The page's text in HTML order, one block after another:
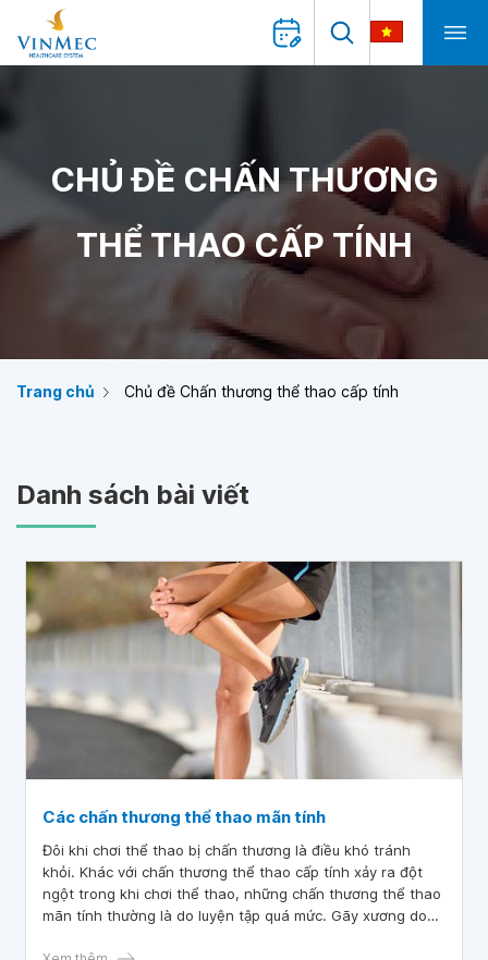
CHỦ ĐỀ CHẤN THƯƠNG
THỂ THAO CẤP TÍNH
Trang chủ Chủ đề Chấn thương thể thao cấp tính
Danh sách bài viết
Các chấn thương thể thao mãn tính
Đôi khi chơi thể thao bị chấn thương là điều khó tránh
khỏi. Khác với chấn thương thể thao cấp tính xảy ra đột
ngột trong khi chơi thể thao, những chấn thương thể thao
mãn tính thường là do luyện tập quá mức. Gãy xương do